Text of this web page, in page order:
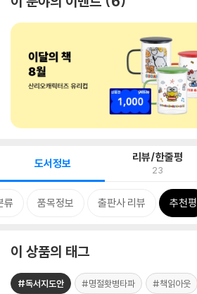
도서정보 리뷰/한줄평
23
류 품목정보 출판사 리뷰 추천평
이 상품의 태그
#독서지도안 #명절홧병타파 #책읽아웃